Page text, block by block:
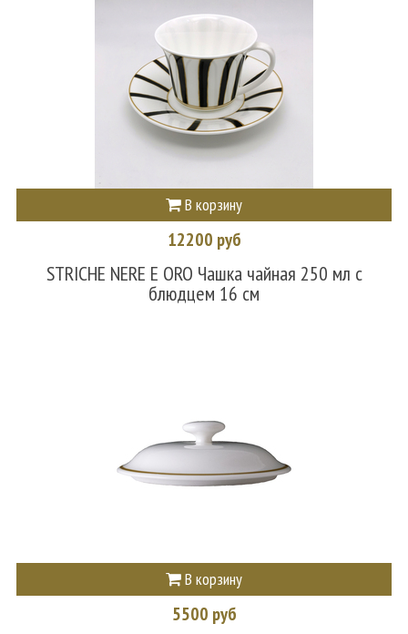
В корзину
12200 руб
STRICHE NERE E ORO Чашка чайная 250 мл с
блюдцем 16 см
В корзину
5500 руб